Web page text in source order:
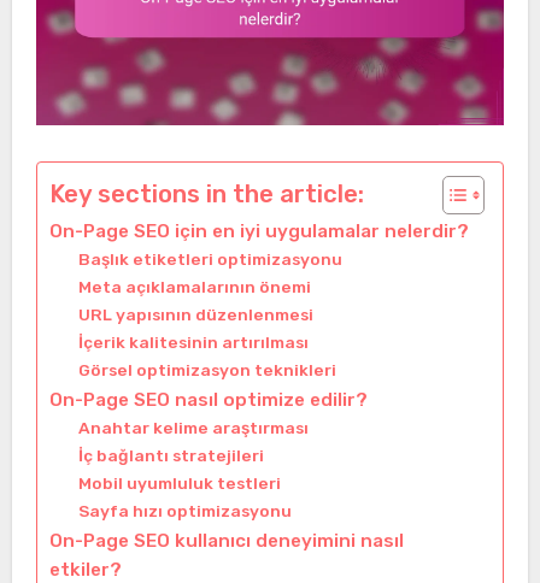
Key sections in the article:
On-Page SEO için en iyi uygulamalar nelerdir?
Başlık etiketleri optimizasyonu
Meta açıklamalarının önemi
URL yapısının düzenlenmesi
İçerik kalitesinin artırılması
Görsel optimizasyon teknikleri
On-Page SEO nasıl optimize edilir?
Anahtar kelime araştırması
İç bağlantı stratejileri
Mobil uyumluluk testleri
Sayfa hızı optimizasyonu
On-Page SEO kullanıcı deneyimini nasıl
etkiler?